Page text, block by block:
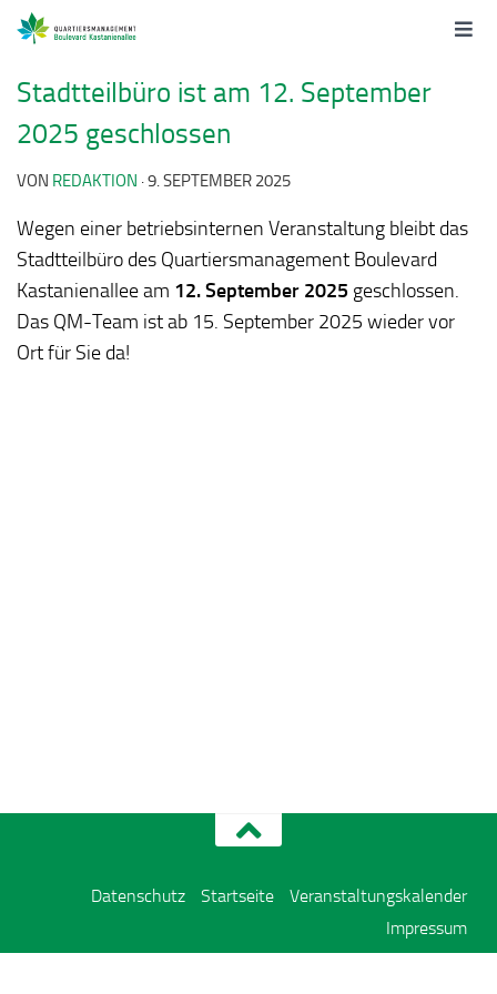
Stadtteilbüro ist am 12. September
2025 geschlossen
VON REDAKTION ·9. SEPTEMBER 2025
Wegen einer betriebsinternen Veranstaltung bleibt das
Stadtteilbüro des Quartiersmanagement Boulevard
Kastanienallee am 12. September 2025 geschlossen.
Das QM-Team ist ab 15. September 2025 wieder vor
Ort für Sie da!
Veranstaltungskalender
Startseite
Datenschutz
Impressum